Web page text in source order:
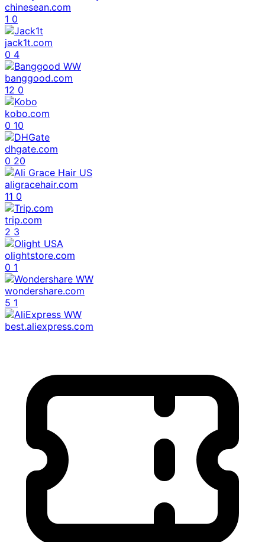
chinesean.com
1 0
jack1t.com
0 4
banggood.com
12 0
kobo.com
0 10
dhgate.com
0 20
aligracehair.com
11 0
trip.com
2 3
olightstore.com
0 1
wondershare.com
5 1
best.aliexpress.com